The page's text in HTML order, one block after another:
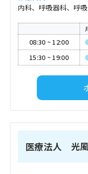
内科、呼吸器科、呼
08:30 ~12:00
15:30 ~19:00
医療法人 光